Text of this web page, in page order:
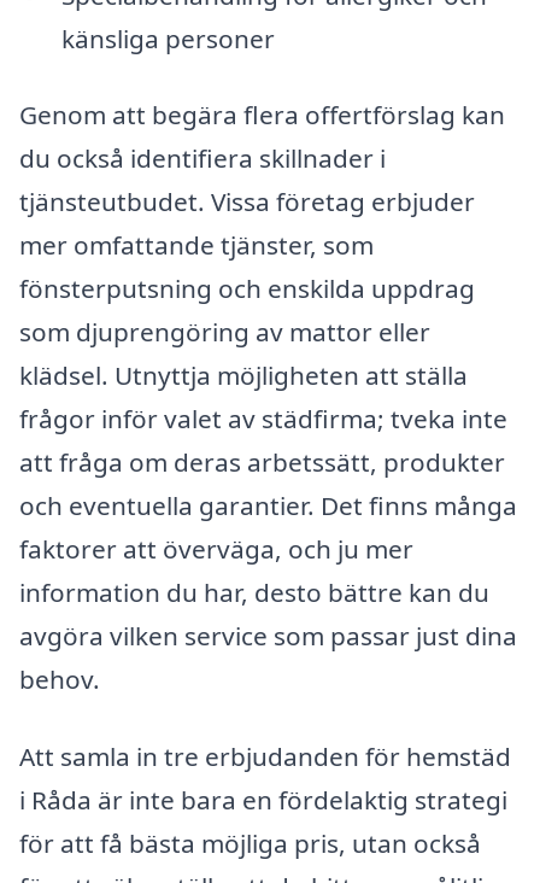
känsliga personer
Genom att begära flera offertförslag kan
du också identifiera skillnader i
tjänsteutbudet. Vissa företag erbjuder
mer omfattande tjänster, som
fönsterputsning och enskilda uppdrag
som djuprengöring av mattor eller
klädsel. Utnyttja möjligheten att ställa
frågor inför valet av städfirma; tveka inte
att fråga om deras arbetssätt, produkter
och eventuella garantier. Det finns många
faktorer att överväga, och ju mer
information du har, desto bättre kan du
avgöra vilken service som passar just dina
behov.
Att samla in tre erbjudanden för hemstäd
i Råda är inte bara en fördelaktig strategi
för att få bästa möjliga pris, utan också